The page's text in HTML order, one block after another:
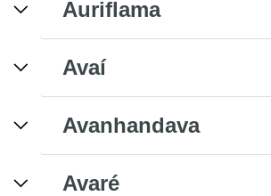
Auriflama
Avaí
Avanhandava
Avaré